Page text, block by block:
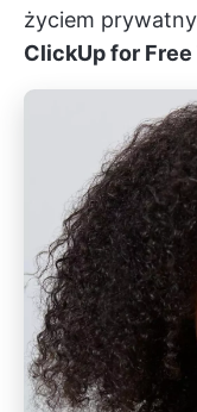
życiem
ClickUp for Free